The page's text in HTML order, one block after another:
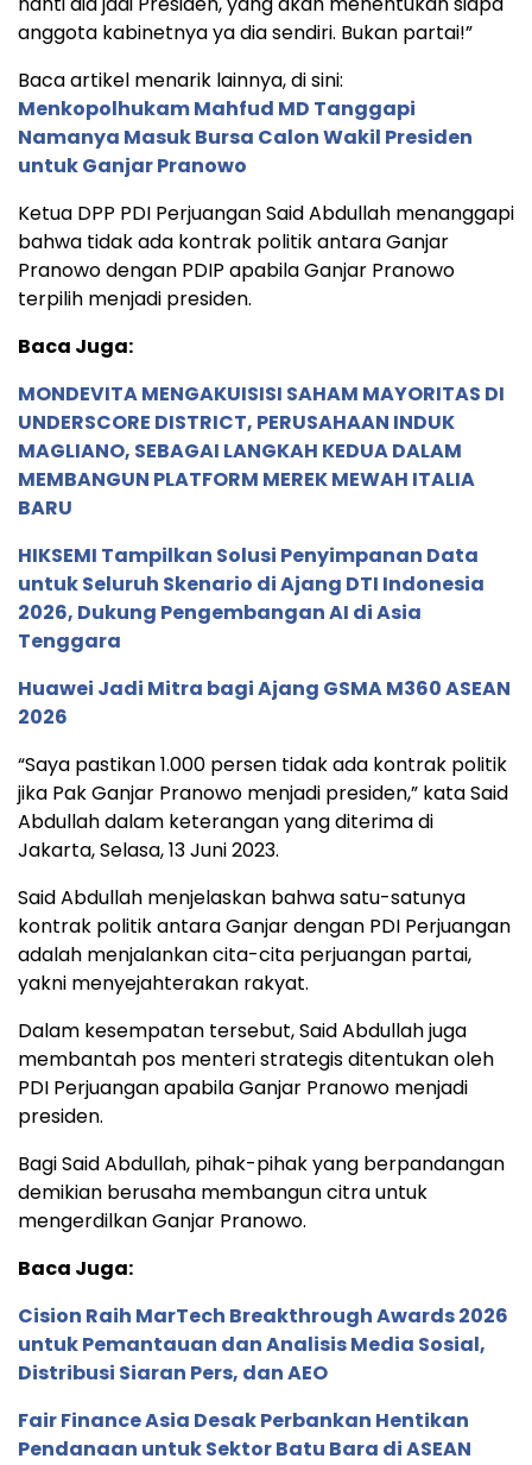
anggota kabinetnya ya dia sendiri. Bukan partai!”
Baca artikel menarik lainnya, di sini:
Menkopolhukam Mahfud MD Tanggapi
Namanya Masuk Bursa Calon Wakil Presiden
untuk Ganjar Pranowo
Ketua DPP PDI Perjuangan Said Abdullah menanggapi
bahwa tidak ada kontrak politik antara Ganjar
Pranowo dengan PDIP apabila Ganjar Pranowo
terpilih menjadi presiden.
Baca Juga:
MONDEVITA MENGAKUISISI SAHAM MAYORITAS DI
UNDERSCORE DISTRICT, PERUSAHAAN INDUK
MAGLIANO, SEBAGAI LANGKAH KEDUA DALAM
MEMBANGUN PLATFORM MEREK MEWAH ITALIA
BARU
HIKSEMI Tampilkan Solusi Penyimpanan Data
untuk Seluruh Skenario di Ajang DTI Indonesia
2026, Dukung Pengembangan AI di Asia
Tenggara
Huawei Jadi Mitra bagi Ajang GSMA M360 ASEAN
2026
“Saya pastikan 1.000 persen tidak ada kontrak politik
jika Pak Ganjar Pranowo menjadi presiden,” kata Said
Abdullah dalam keterangan yang diterima di
Jakarta, Selasa, 13 Juni 2023.
Said Abdullah menjelaskan bahwa satu-satunya
kontrak politik antara Ganjar dengan PDI Perjuangan
adalah menjalankan cita-cita perjuangan partai,
yakni menyejahterakan rakyat.
Dalam kesempatan tersebut, Said Abdullah juga
membantah pos menteri strategis ditentukan oleh
PDI Perjuangan apabila Ganjar Pranowo menjadi
presiden.
Bagi Said Abdullah, pihak-pihak yang berpandangan
demikian berusaha membangun citra untuk
mengerdilkan Ganjar Pranowo.
Baca Juga:
Cision Raih MarTech Breakthrough Awards 2026
untuk Pemantauan dan Analisis Media Sosial,
Distribusi Siaran Pers, dan AEO
Fair Finance Asia Desak Perbankan Hentikan
Pendanaan untuk Sektor Batu Bara di ASEAN